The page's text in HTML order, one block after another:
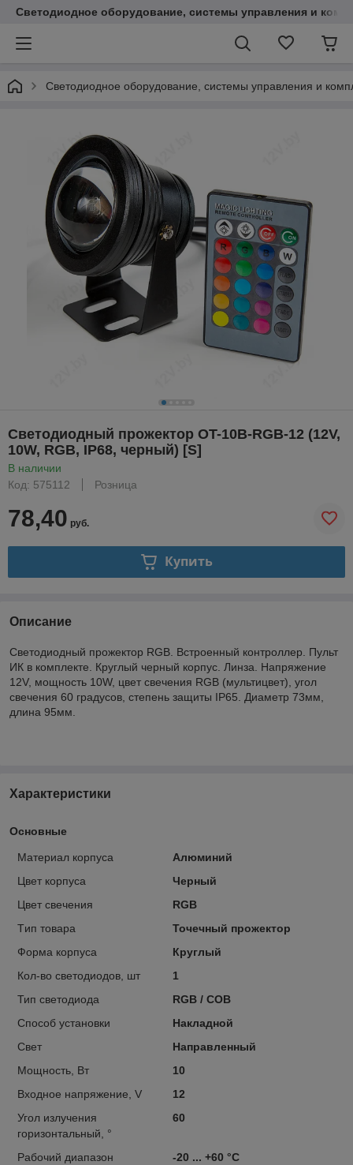
Светодиодное оборудование, системы управления и
Светодиодное оборудование, системы управления и
Светодиодный прожектор OT-10В-RGB-12 (12V,
10W, RGB, IP68, черный) [S]
В наличии
Код: 575112
Розница
78,40 руб.
Купить
Описание
Светодиодный прожектор RGB. Встроенный контроллер. Пульт
ИК в комплекте. Круглый черный корпус. Линза. Напряжение
12V, мощность 10W, цвет свечения RGB (мультицвет), угол
свечения 60 градусов, степень защиты IP65. Диаметр 73мм,
длина 95мм.
Характеристики
Основные
Материал корпуса
Алюминий
Цвет корпуса
Черный
Цвет свечения
RGB
Tип тoвара
Точечный прожектор
Форма корпуса
Круглый
Кол-во светодиодов, шт
1
Тип светодиода
RGB / COB
Способ установки
Накладной
Свет
Направленный
Мощность, Вт
10
Входное нaпряжение, V
12
Угол излучения
горизонтальный, °
60
Рабочий диапазон
-20 ... +60 °C